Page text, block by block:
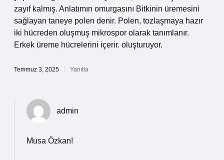
zayıf kalmış. Anlatımın omurgasını Bitkinin üremesini
sağlayan taneye polen denir. Polen, tozlaşmaya hazır
iki hücreden oluşmuş mikrospor olarak tanımlanır.
Erkek üreme hücrelerini içerir. oluşturuyor.
Temmuz 3, 2025 Yanıtla
admin
Musa Özkan!